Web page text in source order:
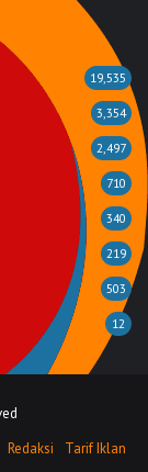
19,535
3,354
2,497
710
340
219
503
12
Redaksi Tarif Iklan